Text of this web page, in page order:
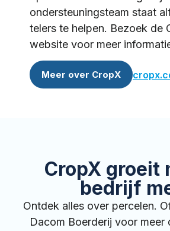
ondersteuningsteam staat
telers te helpen. Bezoek de
website voor meer
Meer over CropX
CropX groeit
bedrijf
Ontdek alles over percelen.
Dacom Boerderij voor meer